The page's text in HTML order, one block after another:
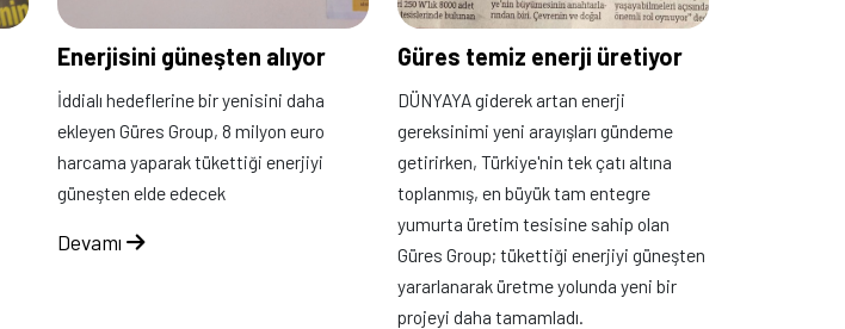
Enerjisini güneşten alıyor
İddialı hedeflerine bir yenisini daha
ekleyen Güres Group, 8 milyon euro
harcama yaparak tükettiği enerjiyi
güneşten elde edecek
Devamı
Güres temiz enerji üretiyor
DÜNYAYA giderek artan enerji
gereksinimi yeni arayışları gündeme
getirirken, Türkiye'nin tek çatı altına
toplanmış, en büyük tam entegre
yumurta üretim tesisine sahip olan
Güres Group; tükettiği enerjiyi güneşten
yararlanarak üretme yolunda yeni bir
projeyi daha tamamladı.